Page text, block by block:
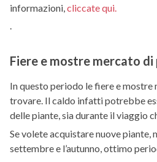
informazioni, cliccate qui.
.
Fiere e mostre mercato
In questo periodo le fiere e
trovare. Il caldo infatti potrebbe
delle piante, sia durante il viaggio
Se volete acquistare nuove piante,
settembre e l’autunno, ottimo